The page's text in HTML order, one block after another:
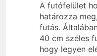
A futófelület
határozza
futás.
40 cm széles
hogy legyen